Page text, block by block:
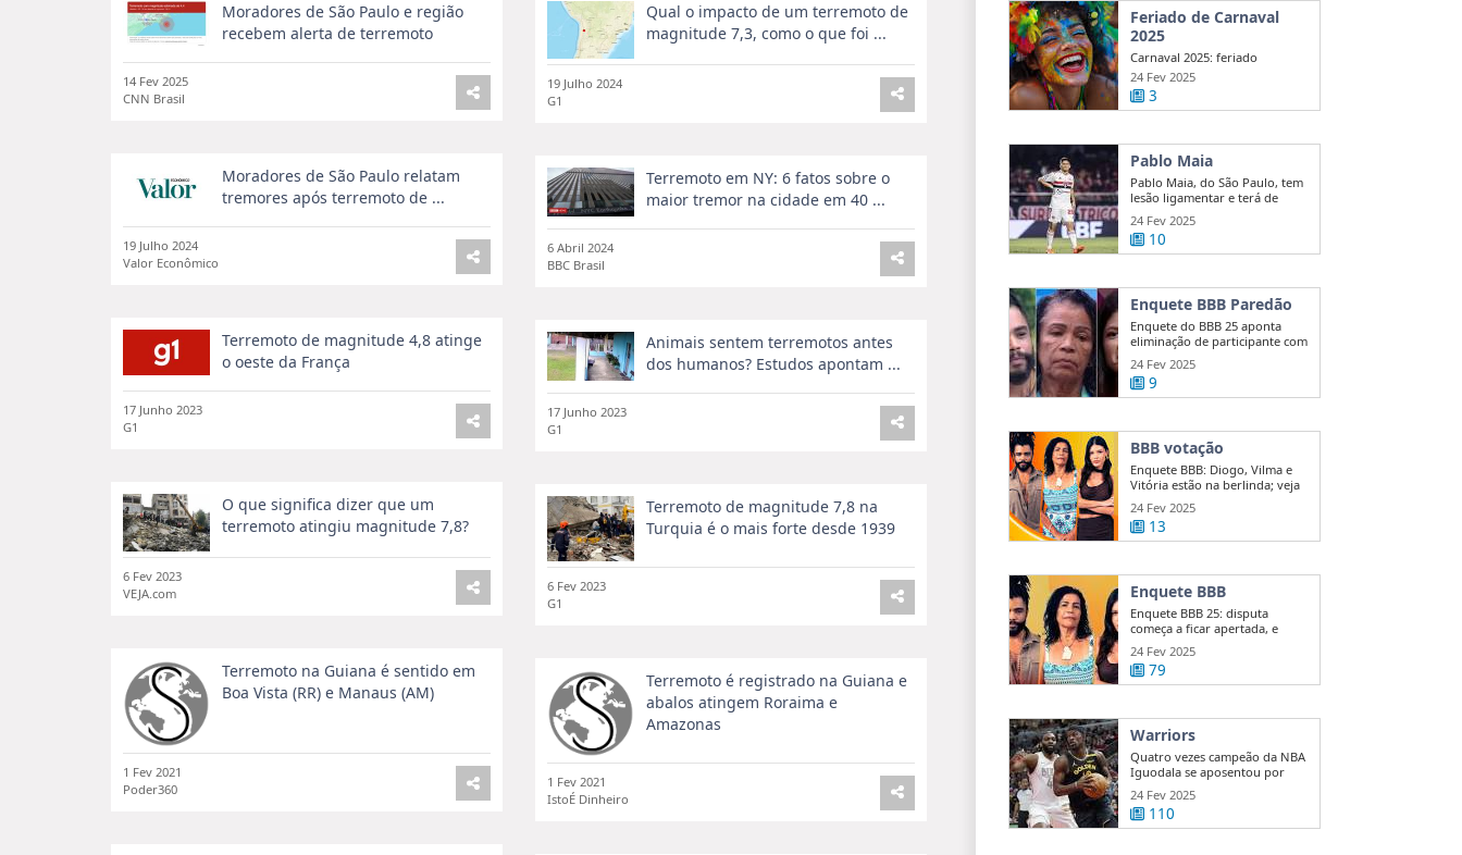
Moradores de São Paulo e região
recebem alerta de terremoto
14 Fev 2025
CNN Brasil
Qual o impacto de um terremoto de
magnitude 7,3, como o que foi ...
19 Julho 2024
G1
Moradores de São Paulo relatam
tremores após terremoto de ...
19 Julho 2024
Valor Econômico
Terremoto em NY: 6 fatos sobre o
maior tremor na cidade em 40 ...
6 Abril 2024
BBC Brasil
Terremoto de magnitude 4,8 atinge
o oeste da França
17 Junho 2023
G1
Animais sentem terremotos antes
dos humanos? Estudos apontam ...
17 Junho 2023
G1
O que significa dizer que um
terremoto atingiu magnitude 7,8?
6 Fev 2023
VEJA.com
Terremoto de magnitude 7,8 na
Turquia é o mais forte desde 1939
6 Fev 2023
G1
Terremoto na Guiana é sentido em
Boa Vista (RR) e Manaus (AM)
1 Fev 2021
Poder360
Terremoto é registrado na Guiana e
abalos atingem Roraima e
Amazonas
1 Fev 2021
IstoÉ Dinheiro
Feriado de Carnaval
2025
Carnaval 2025: feriado
nacional ou ponto facultativo?
Veja quem ...
24 Fev 2025
3
Pablo Maia
Pablo Maia, do São Paulo, tem
lesão ligamentar e terá de
passar ...
24 Fev 2025
10
Enquete BBB Paredão
Enquete do BBB 25 aponta
eliminação de participante com
50 ...
24 Fev 2025
9
BBB votação
Enquete BBB: Diogo, Vilma e
Vitória estão na berlinda; veja
quem ...
24 Fev 2025
13
Enquete BBB
Enquete BBB 25: disputa
começa a ficar apertada, e
diferença entre ...
24 Fev 2025
79
Warriors
Quatro vezes campeão da NBA
Iguodala se aposentou por
Warriors ...
24 Fev 2025
110